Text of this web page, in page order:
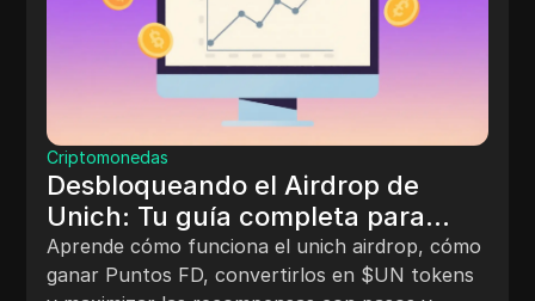
Criptomonedas
Desbloqueando el Airdrop de
Unich: Tu guía completa para
conseguir tokens de $UN gratis
Aprende cómo funciona el unich airdrop, cómo
ganar Puntos FD, convertirlos en $UN tokens